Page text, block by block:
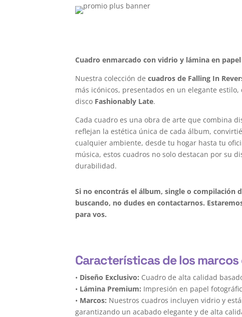
Cuadro enmarcado con vidrio y lámina en
Nuestra colección decuadros de Falling In
más icónicos, presentados en un elegante
disco Fashionably Late.
Cada cuadro es una obra de arte que combina
reflejan la estética única de cada álbum,
cualquier ambiente, desde tu hogar hasta tu
música, estos cuadros no solo destacan por su
durabilidad.
Si no encontrás el álbum, single o compilación
buscando, no dudes en contactarnos.
para vos.
Características de los marcos
• Diseño Exclusivo: Cuadro de alta calidad
• Lámina Premium: Impresión en papel
• Marcos: Nuestros cuadros incluyen vidrio y
garantizando un acabado elegante y de alta